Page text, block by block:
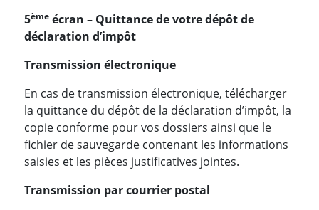
5ème écran – Quittance de votre dépôt de
déclaration d’impôt
Transmission électronique
En cas de transmission électronique, télécharger
la quittance du dépôt de la déclaration d’impôt, la
copie conforme pour vos dossiers ainsi que le
fichier de sauvegarde contenant les informations
saisies et les pièces justificatives jointes.
Transmission par courrier postal